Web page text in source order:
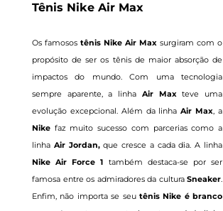
Tênis Nike Air Max
Os famosos tênis Nike Air Max surgiram com o
propósito de ser os tênis de maior absorção de
impactos do mundo. Com uma tecnologia
sempre aparente, a linha Air Maxteve uma
evolução excepcional. Além da linhaAir Max, a
Nike faz muito sucesso com parcerias como a
linha Air Jordan,que cresce a cada dia. A linha
Nike Air Force 1 também destaca-se por ser
famosa entre os admiradores da cultura Sneaker.
Enfim, não importa se seu tênis Nike é branco